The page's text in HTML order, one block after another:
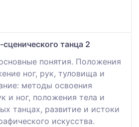
танца 2
понятия. Положения
ног, рук, туловища и
методы освоения
и ног, положения тела и
танцах, развитие и истоки
искусства.